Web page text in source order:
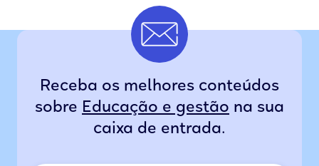
Receba os melhores conteúdos
sobre Educação e gestão na sua
caixa de entrada.